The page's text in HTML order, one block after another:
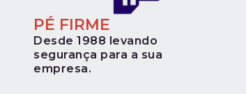
PÉ FIRME
Desde 1988 levando
segurança para a sua
empresa.